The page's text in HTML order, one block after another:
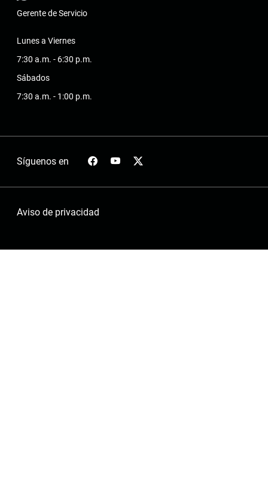
Gerente de Servicio
Lunes a Viernes
7:30 a.m. - 6:30 p.m.
Sábados
7:30 a.m. - 1:00 p.m.
Síguenos en
Aviso de privacidad